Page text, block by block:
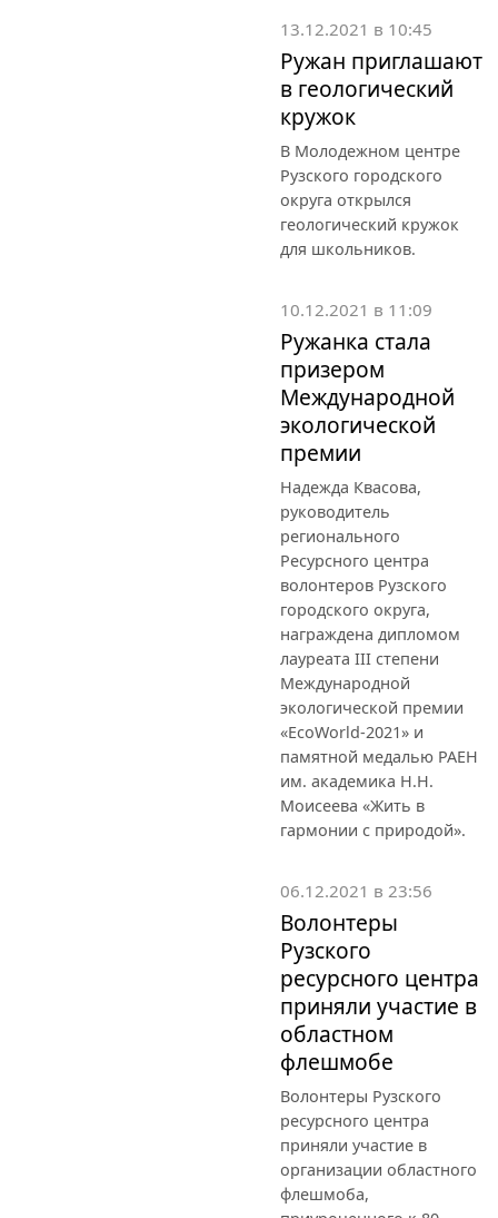
13.12.2021 в 10:45
Ружан приглашают
в геологический
кружок
В Молодежном центре
Рузского городского
округа открылся
геологический кружок
для школьников.
10.12.2021 в 11:09
Ружанка стала
призером
Международной
экологической
премии
Надежда Квасова,
руководитель
регионального
Ресурсного центра
волонтеров Рузского
городского округа,
награждена дипломом
лауреата III степени
Международной
экологической премии
«EcoWorld-2021» и
памятной медалью РАЕН
им. академика Н.Н.
Моисеева «Жить в
гармонии с природой».
06.12.2021 в 23:56
Волонтеры
Рузского
ресурсного центра
приняли участие в
областном
флешмобе
Волонтеры Рузского
ресурсного центра
приняли участие в
организации областного
флешмоба,